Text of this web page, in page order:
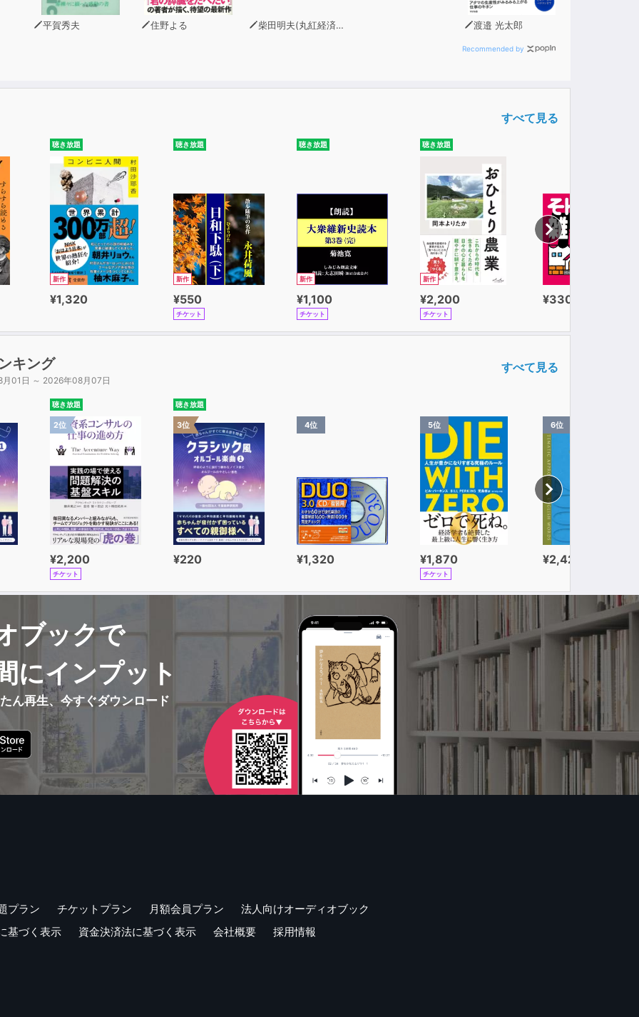
平賀秀夫 住野よる 柴田明夫(丸紅経済研究所代表) 渡邉 光太郎
Recommended by
すべて見る
聴き放題
新作
¥1,320
聴き放題
新作
¥550
チケット
聴き放題
新作
¥1,100
チケット
聴き放題
新作
¥2,200
チケット
¥330
キング
01日 ～ 2026年08月07日
すべて見る
聴き放題
2位
¥2,200
チケット
聴き放題
3位
¥220
4位
¥1,320
5位
¥1,870
チケット
6位
¥2,420
ブックで
にインプット
ん再生、今すぐダウンロード
プラン チケットプラン 月額会員プラン
法人向けオーディオブック
基づく表示
資金決済法に基づく表示 会社概要 採用情報